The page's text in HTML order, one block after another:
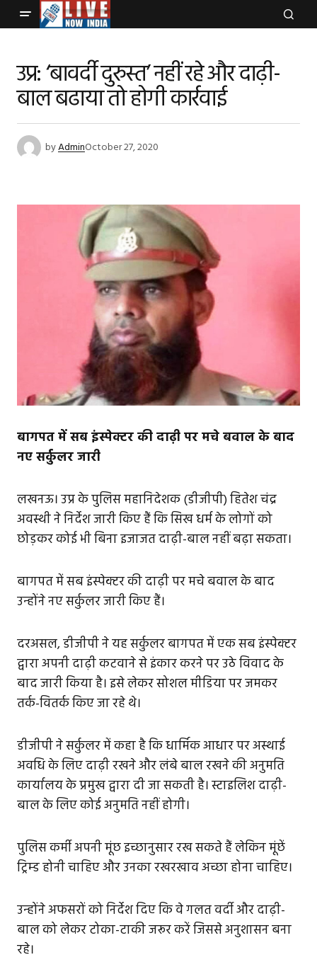
उप्र: ‘बावर्दी दुरुस्त’ नहीं रहे और दाढ़ी-
बाल बढाया तो होगी कार्रवाई
byAdminOctober 27, 2020
बागपत में सब इंस्पेक्टर की दाढ़ी पर मचे बवाल के बाद
नए सर्कुलर जारी
लखनऊ। उप्र के पुलिस महानिदेशक (डीजीपी) हितेश चंद्र
अवस्थी ने निर्देश जारी किए हैं कि सिख धर्म के लोगों को
छोड़कर कोई भी बिना इजाजत दाढ़ी-बाल नहीं बढ़ा सकता।
बागपत में सब इंस्पेक्टर की दाढ़ी पर मचे बवाल के बाद
उन्होंने नए सर्कुलर जारी किए हैं।
दरअसल, डीजीपी ने यह सर्कुलर बागपत में एक सब इंस्पेक्टर
द्वारा अपनी दाढ़ी कटवाने से इंकार करने पर उठे विवाद के
बाद जारी किया है। इसे लेकर सोशल मीडिया पर जमकर
तर्क-वितर्क किए जा रहे थे।
डीजीपी ने सर्कुलर में कहा है कि धार्मिक आधार पर अस्थाई
अवधि के लिए दाढ़ी रखने और लंबे बाल रखने की अनुमति
कार्यालय के प्रमुख द्वारा दी जा सकती है। स्टाइलिश दाढ़ी-
बाल के लिए कोई अनुमति नहीं होगी।
पुलिस कर्मी अपनी मूंछ इच्छानुसार रख सकते हैं लेकिन मूंछें
ट्रिम्ड होनी चाहिए और उनका रखरखाव अच्छा होना चाहिए।
उन्होंने अफसरों को निर्देश दिए कि वे गलत वर्दी और दाढ़ी-
बाल को लेकर टोका-टाकी जरूर करें जिससे अनुशासन बना
रहे।